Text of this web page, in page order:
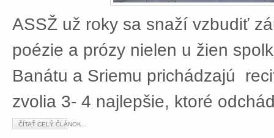
ASSŽ už roky sa snaží vzbudiť
poézie a prózy nielen u žien
Banátu a Sriemu prichádzajú
zvolia 3- 4 najlepšie, ktoré
ČÍTAŤ CELÝ ČLÁNOK...